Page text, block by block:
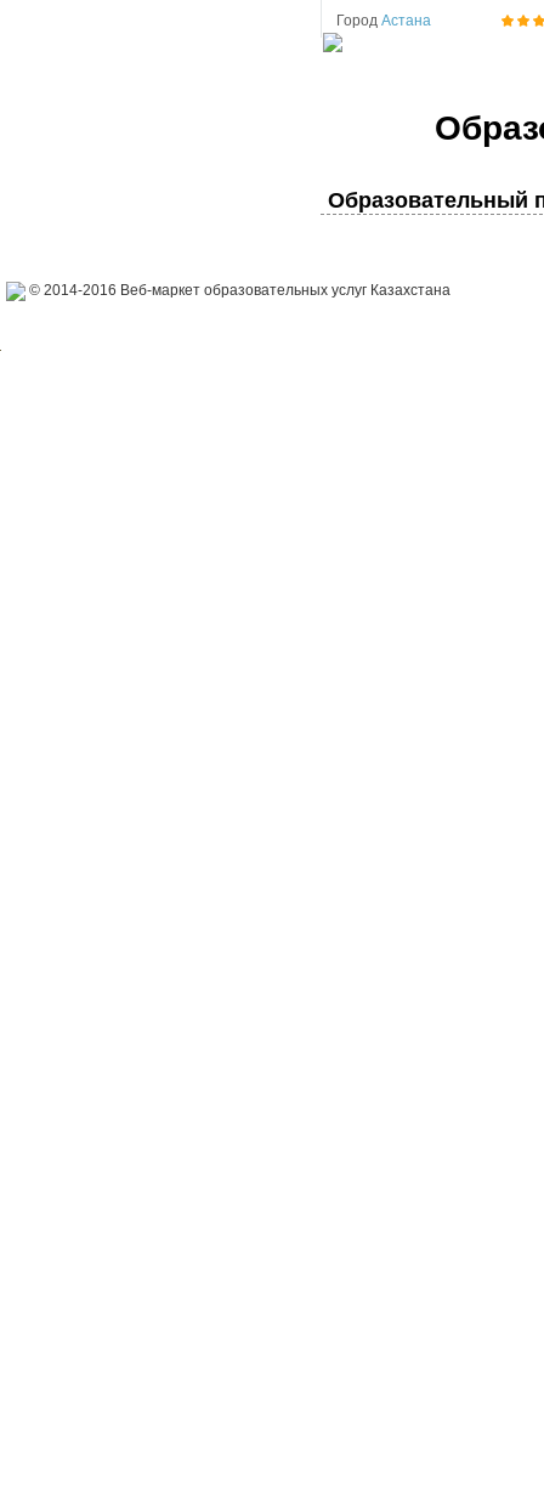
Город Астана
Образовательный
© 2014-2016 Веб-маркет образовательных услуг Казахстана